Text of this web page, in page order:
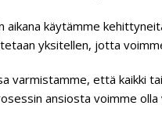
aikana käytämme
yksitellen, jotta
varmistamme, että kaikki
ansiosta voimme